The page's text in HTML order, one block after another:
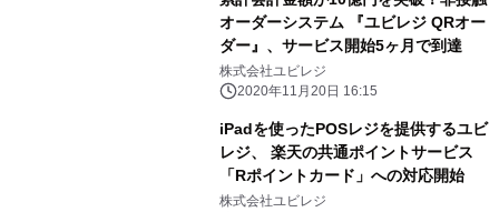
オーダーシステム 『ユビレジ QRオー
ダー』、サービス開始5ヶ月で到達
株式会社ユビレジ
2020年11月20日 16:15
iPadを使ったPOSレジを提供するユビ
レジ、 楽天の共通ポイントサービス
「Rポイントカード」への対応開始
株式会社ユビレジ